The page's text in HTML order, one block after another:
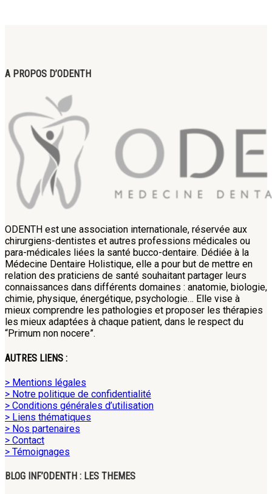
A PROPOS D’ODENTH
ODENTH est une association internationale, réservée aux
chirurgiens-dentistes et autres professions médicales ou
para-médicales liées la santé bucco-dentaire. Dédiée à la
Médecine Dentaire Holistique, elle a pour but de mettre en
relation des praticiens de santé souhaitant partager leurs
connaissances dans différents domaines : anatomie, biologie,
chimie, physique, énergétique, psychologie… Elle vise à
mieux comprendre les pathologies et proposer les thérapies
les mieux adaptées à chaque patient, dans le respect du
“Primum non nocere”.
AUTRES LIENS :
> Mentions légales
> Notre politique de confidentialité
> Conditions générales d’utilisation
> Liens thématiques
> Nos partenaires
> Contact
> Témoignages
BLOG INF’ODENTH : LES THEMES